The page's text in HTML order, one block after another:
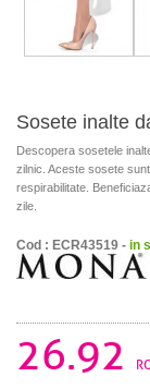
Sosete inalte
Descopera sosetele
zilnic. Aceste sosete
respirabilitate.
zile.
Cod : ECR43519 - in
26.92